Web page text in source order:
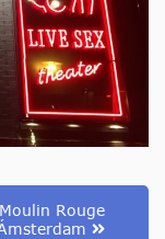
Rouge